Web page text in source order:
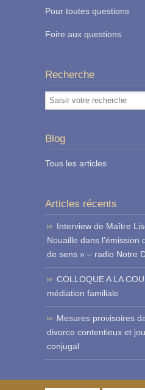
Pour toutes questions
Foire aux questions
Recherche
Blog
Tous les articles
Articles récents
Interview de Maître
Nouaille dans l’émission
de sens » – radio Notre
COLLOQUE A LA
médiation familiale
Mesures provisoires
divorce contentieux et
conjugal